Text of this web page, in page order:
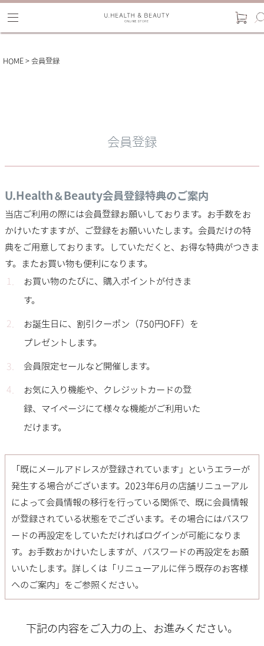
HOME 会員登録
会員登録
U.Health＆Beauty会員登録特典のご案内
当店ご利用の際には会員登録お願いしております。お手数をお
かけいたすますが、ご登録をお願いいたします。会員だけの特
典をご用意しております。していただくと、お得な特典がつきま
す。またお買い物も便利になります。
お買い物のたびに、購入ポイントが付きま
す。
お誕生日に、割引クーポン（750円OFF）を
プレゼントします。
会員限定セールなど開催します。
お気に入り機能や、クレジットカードの登
録、マイページにて様々な機能がご利用いた
だけます。
「既にメールアドレスが登録されています」というエラーが
発生する場合がございます。2023年6月の店舗リニューアル
によって会員情報の移行を行っている関係で、既に会員情報
が登録されている状態をでございます。その場合にはパスワ
ードの再設定をしていただければログインが可能になりま
す。お手数おかけいたしますが、パスワードの再設定をお願
いいたします。詳しくは「 リニューアルに伴う既存のお客様
へのご案内 」をご参照ください。
下記の内容をご入力の上、お進みください。